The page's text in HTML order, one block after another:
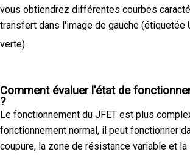
vous obtiendrez différentes courbes
transfert dans l'image de gauche (étiquetée
verte).
Comment évaluer l'état de
?
Le fonctionnement du JFET est plus
fonctionnement normal, il peut fonctionner
coupure, la zone de résistance variable et